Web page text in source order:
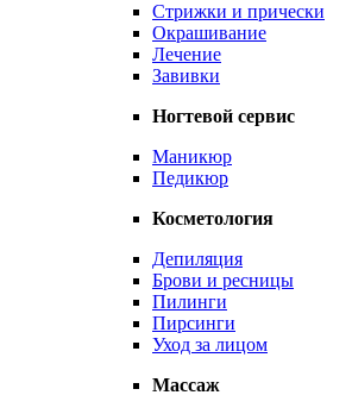
Стрижки и прически
Окрашивание
Лечение
Завивки
Ногтевой сервис
Маникюр
Педикюр
Косметология
Депиляция
Брови и ресницы
Пилинги
Пирсинги
Уход за лицом
Массаж